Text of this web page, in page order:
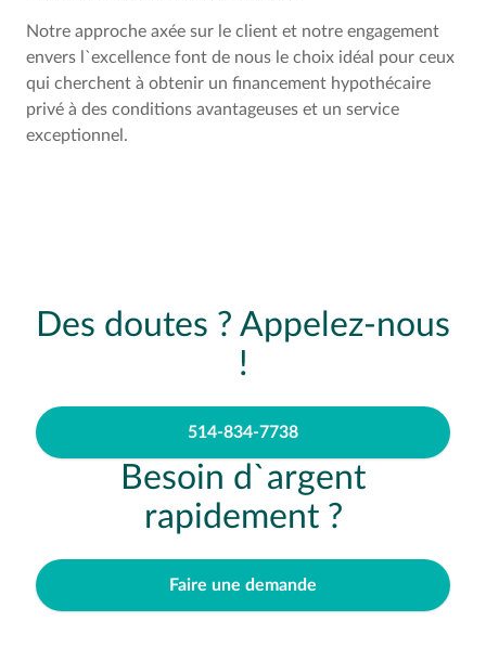
Notre approche axée sur le client et notre engagement
envers l`excellence font de nous le choix idéal pour ceux
qui cherchent à obtenir un financement hypothécaire
privé à des conditions avantageuses et un service
exceptionnel.
Des doutes ? Appelez-nous
!
514-834-7738
Besoin d`argent
rapidement ?
Faire une demande